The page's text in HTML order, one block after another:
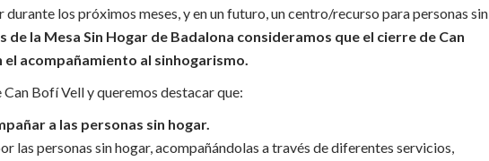
durante los próximos meses, y en un futuro, un centro/recurso para personas sin
de la Mesa Sin Hogar de Badalona consideramos que el cierre de Can
el acompañamiento al sinhogarismo.
Can Bofí Vell y queremos destacar que:
a las personas sin hogar.
las personas sin hogar, acompañándolas a través de diferentes servicios,